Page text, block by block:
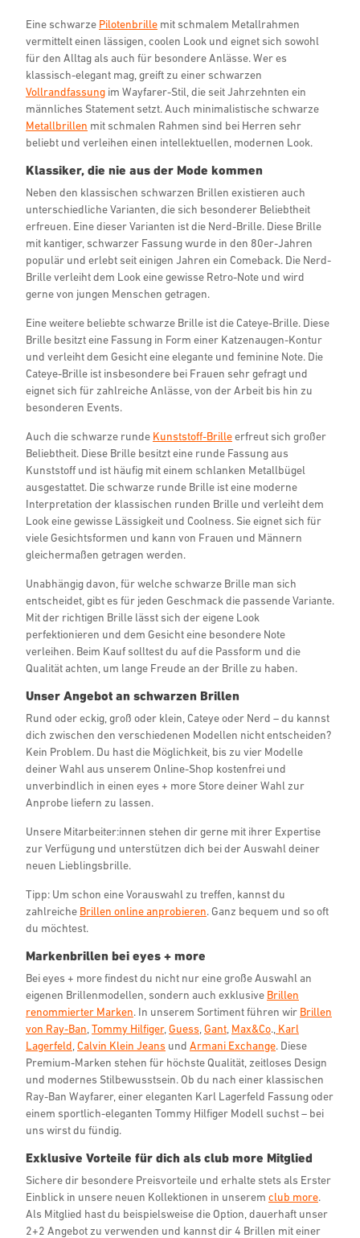
Eine schwarze Pilotenbrille mit schmalem Metallrahmen
vermittelt einen lässigen, coolen Look und eignet sich sowohl
für den Alltag als auch für besondere Anlässe. Wer es
klassisch-elegant mag, greift zu einer schwarzen
Vollrandfassung im Wayfarer-Stil, die seit Jahrzehnten ein
männliches Statement setzt. Auch minimalistische schwarze
Metallbrillen mit schmalen Rahmen sind bei Herren sehr
beliebt und verleihen einen intellektuellen, modernen Look.
Klassiker, die nie aus der Mode kommen
Neben den klassischen schwarzen Brillen existieren auch
unterschiedliche Varianten, die sich besonderer Beliebtheit
erfreuen. Eine dieser Varianten ist die Nerd-Brille. Diese Brille
mit kantiger, schwarzer Fassung wurde in den 80er-Jahren
populär und erlebt seit einigen Jahren ein Comeback. Die Nerd-
Brille verleiht dem Look eine gewisse Retro-Note und wird
gerne von jungen Menschen getragen.
Eine weitere beliebte schwarze Brille ist die Cateye-Brille. Diese
Brille besitzt eine Fassung in Form einer Katzenaugen-Kontur
und verleiht dem Gesicht eine elegante und feminine Note. Die
Cateye-Brille ist insbesondere bei Frauen sehr gefragt und
eignet sich für zahlreiche Anlässe, von der Arbeit bis hin zu
besonderen Events.
Auch die schwarze runde Kunststoff-Brilleerfreut sich großer
Beliebtheit. Diese Brille besitzt eine runde Fassung aus
Kunststoff und ist häufig mit einem schlanken Metallbügel
ausgestattet. Die schwarze runde Brille ist eine moderne
Interpretation der klassischen runden Brille und verleiht dem
Look eine gewisse Lässigkeit und Coolness. Sie eignet sich für
viele Gesichtsformen und kann von Frauen und Männern
gleichermaßen getragen werden.
Unabhängig davon, für welche schwarze Brille man sich
entscheidet, gibt es für jeden Geschmack die passende Variante.
Mit der richtigen Brille lässt sich der eigene Look
perfektionieren und dem Gesicht eine besondere Note
verleihen. Beim Kauf solltest du auf die Passform und die
Qualität achten, um lange Freude an der Brille zu haben.
Unser Angebot an schwarzen Brillen
Rund oder eckig, groß oder klein, Cateye oder Nerd – du kannst
dich zwischen den verschiedenen Modellen nicht entscheiden?
Kein Problem. Du hast die Möglichkeit, bis zu vier Modelle
deiner Wahl aus unserem Online-Shop kostenfrei und
unverbindlich in einen eyes + more Store deiner Wahl zur
Anprobe liefern zu lassen.
Unsere Mitarbeiter:innen stehen dir gerne mit ihrer Expertise
zur Verfügung und unterstützen dich bei der Auswahl deiner
neuen Lieblingsbrille.
Tipp: Um schon eine Vorauswahl zu treffen, kannst du
zahlreiche Brillen online anprobieren. Ganz bequem und so oft
du möchtest.
Markenbrillen bei eyes + more
Bei eyes + more findest du nicht nur eine große Auswahl an
eigenen Brillenmodellen, sondern auch exklusive Brillen
renommierter Marken. In unserem Sortiment führen wir Brillen
von Ray-Ban Tommy Hilfiger, Guess Gant Max&Co., Karl
Lagerfeld Calvin Klein Jeans und Armani Exchange. Diese
Premium-Marken stehen für höchste Qualität, zeitloses Design
und modernes Stilbewusstsein. Ob du nach einer klassischen
Ray-Ban Wayfarer, einer eleganten Karl Lagerfeld Fassung oder
einem sportlich-eleganten Tommy Hilfiger Modell suchst – bei
uns wirst du fündig.
Exklusive Vorteile für dich als club more Mitglied
Sichere dir besondere Preisvorteile und erhalte stets als Erster
Einblick in unsere neuen Kollektionen in unserem club more.
Als Mitglied hast du beispielsweise die Option, dauerhaft unser
2+2 Angebot zu verwenden und kannst dir 4 Brillen mit einer